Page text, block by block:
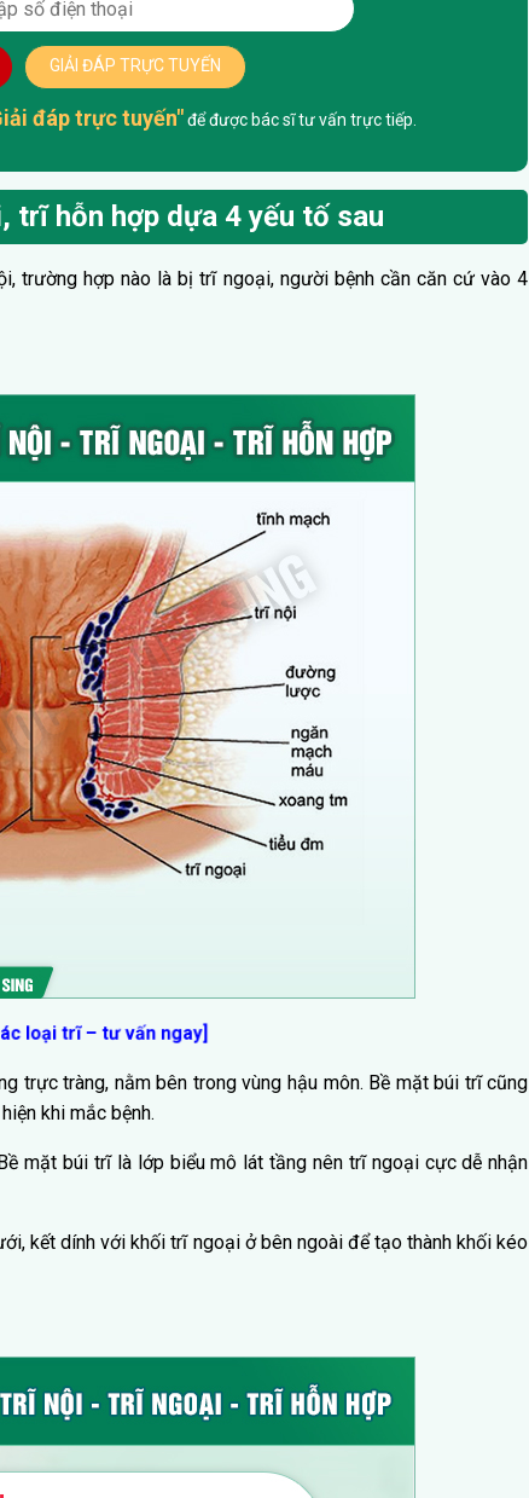
GIẢI ĐÁP TRỰC TUYẾN
đáp trực tuyến"để được bác sĩ tư vấn trực tiếp.
trĩ hỗn hợp dựa 4 yếu tố sau
trường hợp nào là bị trĩ ngoại, người bệnh cần căn cứ vào 4
loại trĩ – tư vấn ngay]
trực tràng, nằm bên trong vùng hậu môn. Bề mặt búi trĩ cũng
khi mắc bệnh.
mặt búi trĩ là lớp biểu mô lát tầng nên trĩ ngoại cực dễ nhận
kết dính với khối trĩ ngoại ở bên ngoài để tạo thành khối kéo